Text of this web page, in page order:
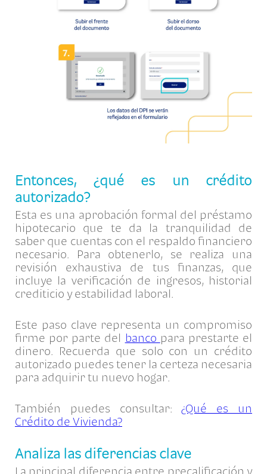
Entonces, ¿qué es un crédito
autorizado?
Esta es una aprobación formal del préstamo
hipotecario que te da la tranquilidad de
saber que cuentas con el respaldo financiero
necesario. Para obtenerlo, se realiza una
revisión exhaustiva de tus finanzas, que
incluye la verificación de ingresos, historial
crediticio y estabilidad laboral.
Este paso clave representa un compromiso
firme por parte del banco para prestarte el
dinero. Recuerda que solo con un crédito
autorizado puedes tener la certeza necesaria
para adquirir tu nuevo hogar.
También puedes consultar:¿Qué es un
Crédito de Vivienda?
Analiza las diferencias clave
La principal diferencia entre precalificación y